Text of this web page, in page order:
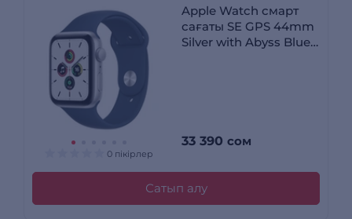
0 пікірлер
Apple Watch смарт
сағаты SE GPS 44mm
Silver with Abyss Blue
33 390 сом
Сатып алу